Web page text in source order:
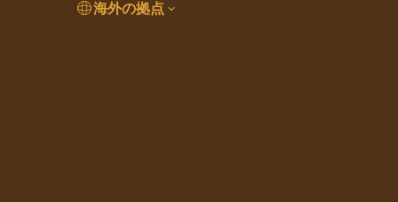
海外の拠点